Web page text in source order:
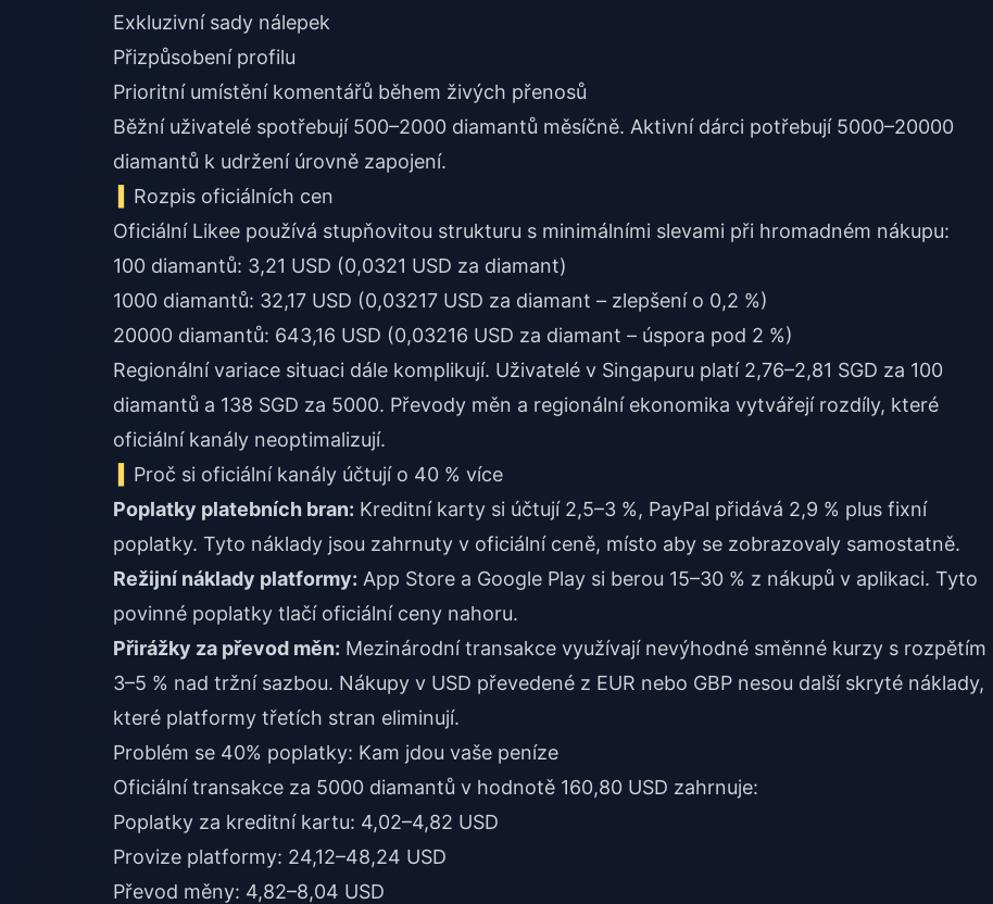
Exkluzivní sady nálepek
Přizpůsobení profilu
Prioritní umístění komentářů během živých přenosů
Běžní uživatelé spotřebují 500–2000 diamantů měsíčně. Aktivní dárci potřebují 5000–20000
diamantů k udržení úrovně zapojení.
Rozpis oficiálních cen
Oficiální Likee používá stupňovitou strukturu s minimálními slevami při hromadném nákupu:
100 diamantů: 3,21 USD (0,0321 USD za diamant)
1000 diamantů: 32,17 USD (0,03217 USD za diamant – zlepšení o 0,2 %)
20000 diamantů: 643,16 USD (0,03216 USD za diamant – úspora pod 2 %)
Regionální variace situaci dále komplikují. Uživatelé v Singapuru platí 2,76–2,81 SGD za 100
diamantů a 138 SGD za 5000. Převody měn a regionální ekonomika vytvářejí rozdíly, které
oficiální kanály neoptimalizují.
Proč si oficiální kanály účtují o 40 % více
Poplatky platebních bran: Kreditní karty si účtují 2,5–3 %, PayPal přidává 2,9 % plus fixní
poplatky. Tyto náklady jsou zahrnuty v oficiální ceně, místo aby se zobrazovaly samostatně.
Režijní náklady platformy: App Store a Google Play si berou 15–30 % z nákupů v aplikaci. Tyto
povinné poplatky tlačí oficiální ceny nahoru.
Přirážky za převod měn: Mezinárodní transakce využívají nevýhodné směnné kurzy s rozpětím
3–5 % nad tržní sazbou. Nákupy v USD převedené z EUR nebo GBP nesou další skryté náklady,
které platformy třetích stran eliminují.
Problém se 40% poplatky: Kam jdou vaše peníze
Oficiální transakce za 5000 diamantů v hodnotě 160,80 USD zahrnuje:
Poplatky za kreditní kartu: 4,02–4,82 USD
Provize platformy: 24,12–48,24 USD
Převod měny: 4,82–8,04 USD